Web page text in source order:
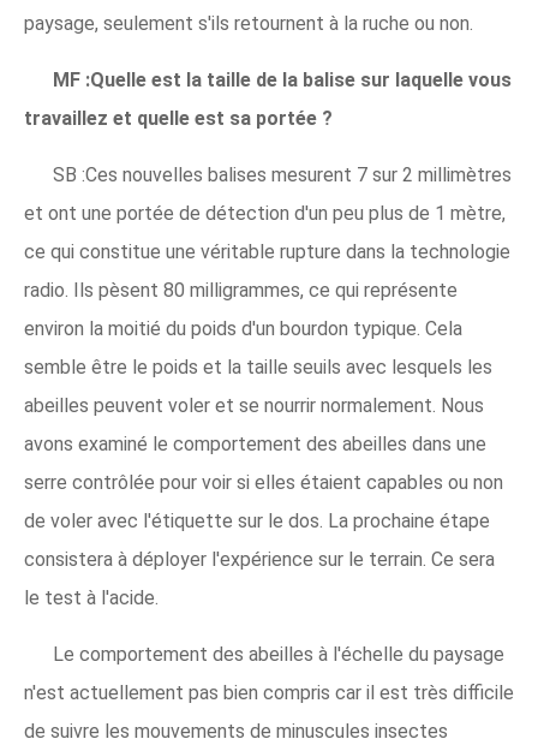
paysage, seulement s'ils retournent à la ruche ou non.
MF :Quelle est la taille de la balise sur laquelle vous
travaillez et quelle est sa portée ?
SB :Ces nouvelles balises mesurent 7 sur 2 millimètres
et ont une portée de détection d'un peu plus de 1 mètre,
ce qui constitue une véritable rupture dans la technologie
radio. Ils pèsent 80 milligrammes, ce qui représente
environ la moitié du poids d'un bourdon typique. Cela
semble être le poids et la taille seuils avec lesquels les
abeilles peuvent voler et se nourrir normalement. Nous
avons examiné le comportement des abeilles dans une
serre contrôlée pour voir si elles étaient capables ou non
de voler avec l'étiquette sur le dos. La prochaine étape
consistera à déployer l'expérience sur le terrain. Ce sera
le test à l'acide.
Le comportement des abeilles à l'échelle du paysage
n'est actuellement pas bien compris car il est très difficile
de suivre les mouvements de minuscules insectes